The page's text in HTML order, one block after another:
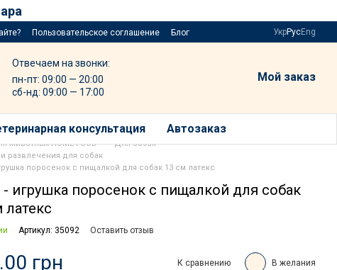
Пользовательское соглашение
Блог
УкрРусEng
Отвечаем на звонки:
пн-пт: 09:00 — 20:00
сб-нд: 09:00 — 17:00
Мой заказ
консультация Автозаказ
животных HOME FOOD
Для собак
развлечения для собак
поросенок с пищалкой для собак 13 см латекс
- игрушка поросенок с пищалкой для собак
латекс
Артикул: 35092 Оставить отзыв
грн К сравнению В желания